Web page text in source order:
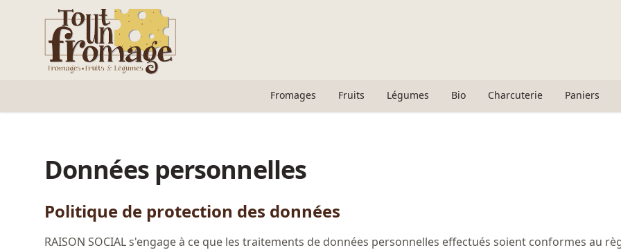
Accès au contenu
Fromages Fruits Légumes Bio Charcuterie Paniers
Données personnelles
Politique de protection des données
RAISON SOCIAL s'engage à ce que les traitements de données personnelles effectués soient conformes au
Panneau de gestion des cookies